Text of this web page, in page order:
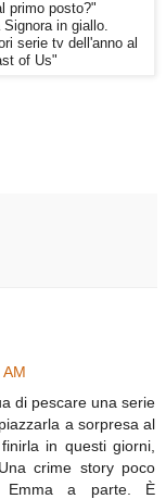
primo posto?"
in giallo.
serie tv dell'anno al
of Us"
di pescare una serie
a sorpresa al
in questi giorni,
crime story poco
Emma a parte. È